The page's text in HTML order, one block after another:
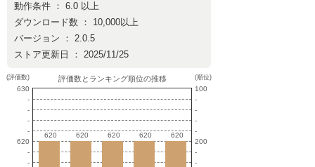
動作条件 ： 6.0 以上
ダウンロード数 ： 10,000以上
バージョン ： 2.0.5
ストア更新日 ： 2025/11/25
(評価数)
630
-
-
-
-
620
-
-
評価数とランキング順位の推移
620
620 620
620 620
620 620
620 620
620
(順位)
100
-
-
-
-
200
-
-